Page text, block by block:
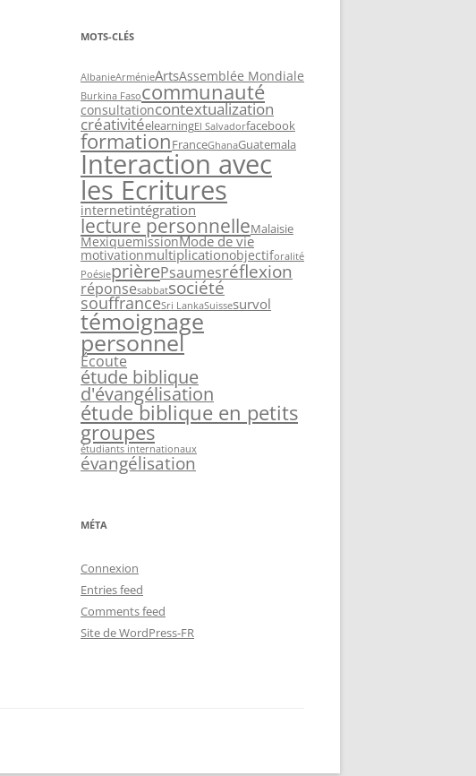
MOTS-CLÉS
AlbanieArménieArtsAssemblée Mondiale
Burkina Fasocommunauté
consultationcontextualization
créativitéelearningEl Salvadorfacebook
formationFranceGhanaGuatemala
Interaction avec
les Ecritures
internetintégration
lecture personnelleMalaisie
MexiquemissionMode de vie
motivationmultiplicationobjectiforalité
PoésieprièrePsaumesréflexion
réponsesabbatsociété
souffranceSri LankaSuissesurvol
témoignage
personnel
Écoute
étude biblique
d'évangélisation
étude biblique en petits
groupes
étudiants internationaux
évangélisation
MÉTA
Connexion
Entries feed
Comments feed
Site de WordPress-FR